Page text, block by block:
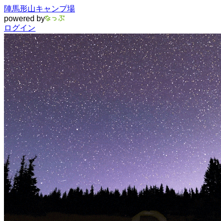
陣馬形山キャンプ場
powered by
ログイン